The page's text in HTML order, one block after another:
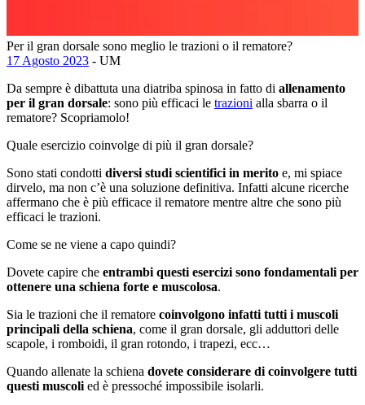
Per il gran dorsale sono meglio le trazioni o il rematore?
17 Agosto 2023 - UM
Da sempre è dibattuta una diatriba spinosa in fatto di allenamento
per il gran dorsale: sono più efficaci le trazioni alla sbarra o il
rematore? Scopriamolo!
Quale esercizio coinvolge di più il gran dorsale?
Sono stati condotti diversi studi scientifici in merito e, mi spiace
dirvelo, ma non c’è una soluzione definitiva. Infatti alcune ricerche
affermano che è più efficace il rematore mentre altre che sono più
efficaci le trazioni.
Come se ne viene a capo quindi?
Dovete capire che entrambi questi esercizi sono fondamentali per
ottenere una schiena forte e muscolosa.
Sia le trazioni che il rematore coinvolgono infatti tutti i muscoli
principali della schiena, come il gran dorsale, gli adduttori delle
scapole, i romboidi, il gran rotondo, i trapezi, ecc…
Quando allenate la schiena dovete considerare di coinvolgere tutti
questi muscoli ed è pressoché impossibile isolarli.